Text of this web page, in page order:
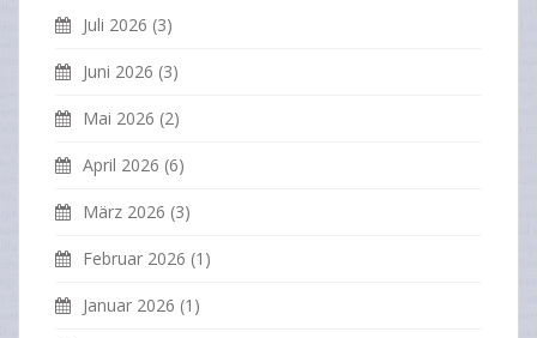
Juli 2026 (3)
Juni 2026 (3)
Mai 2026 (2)
April 2026 (6)
März 2026 (3)
Februar 2026 (1)
Januar 2026 (1)